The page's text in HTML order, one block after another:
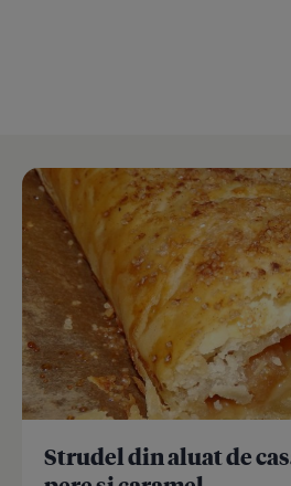
Strudel din aluat de